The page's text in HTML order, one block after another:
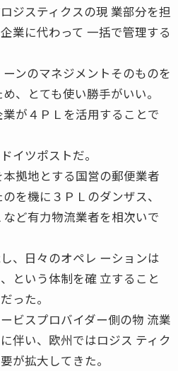
ジスティクスの現 業部分を担
業に代わって 一括で管理する
ンのマネジメントそのものを
、とても使い勝手がいい。
が４ＰＬを活用することで
イツポストだ。
拠地とする国営の郵便業者
を機に３ＰＬのダンザス、
ど有力物流業者を相次いで
、日々のオペレ ーションは
という体制を確 立すること
った。
ビスプロバイダー側の物 流業
伴い、欧州ではロジス ティク
が拡大してきた。